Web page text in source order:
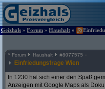
Geizhals » Forum » Haushalt »
^ Forum Haushalt #8077575
Einfriedungsfrage Wien
In 1230 hat sich einer den Spaß
Anzeigen mit Google Maps als